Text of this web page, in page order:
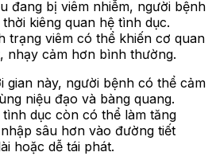
đang bị viêm nhiễm, người bệnh
kiêng quan hệ tình dục.
trạng viêm có thể khiến cơ quan
nhạy cảm hơn bình thường.
gian này, người bệnh có thể cảm
niệu đạo và bàng quang.
dục còn có thể làm tăng
sâu hơn vào đường tiết
hoặc dễ tái phát.